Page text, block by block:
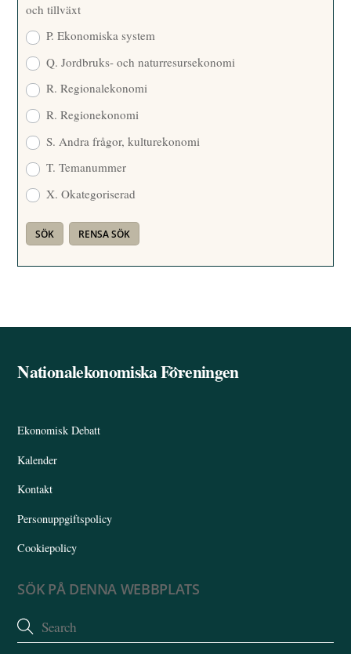
och tillväxt
P. Ekonomiska system
Q. Jordbruks- och naturresursekonomi
R. Regionalekonomi
R. Regionekonomi
S. Andra frågor, kulturekonomi
T. Temanummer
X. Okategoriserad
Back
Nationalekonomiska Föreningen
Ekonomisk Debatt
Kalender
Kontakt
Personuppgiftspolicy
Cookiepolicy
SÖK PÅ DENNA WEBBPLATS